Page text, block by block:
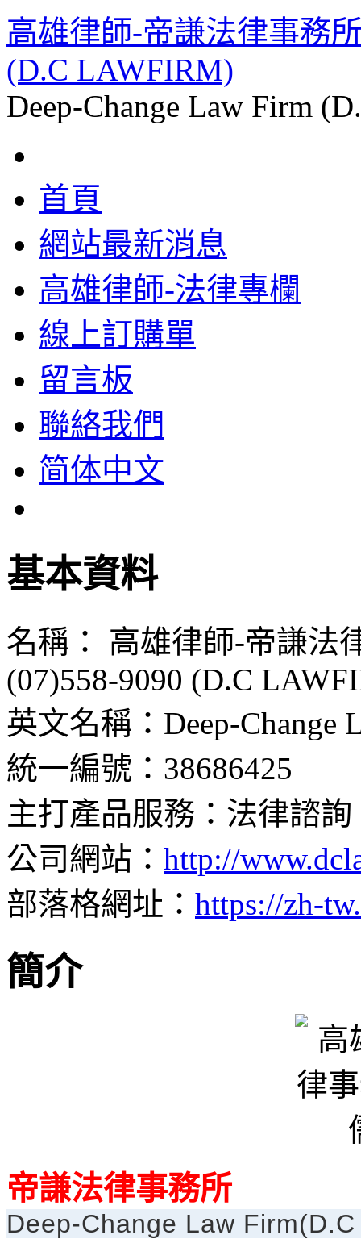
高雄律師-帝謙法律事務
(D.C LAWFIRM)
Deep-Change Law Firm
首頁
網站最新消息
高雄律師-法律專欄
線上訂購單
留言板
聯絡我們
简体中文
基本資料
名稱： 高雄律師-帝謙法
(07)558-9090 (D.C
英文名稱：Deep-Change
統一編號：38686425
主打產品服務：法律諮
公司網站： http://
部落格網址： https://zh-
簡介
帝謙法律事務所
Deep-Change Law